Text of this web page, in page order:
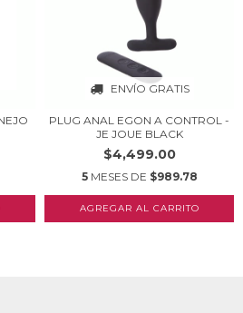
ENVÍO GRATIS
PLUG ANAL EGON A CONTROL -
JE JOUE BLACK
$4,499.00
5 MESES DE $989.78